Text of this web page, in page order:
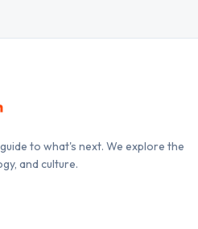
to what's next. We explore the
and culture.